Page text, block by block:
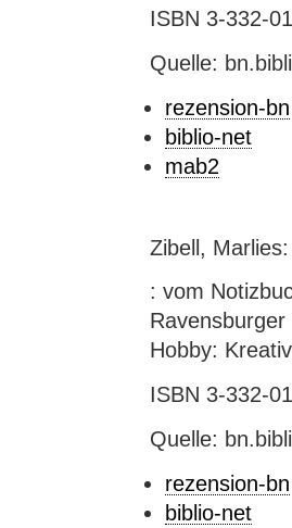
ISBN 3-332-
Quelle:
rezension-bn
biblio-net
mab2
Zibell,
: vom
Hobby:
ISBN 3-332-
Quelle:
rezension-bn
biblio-net